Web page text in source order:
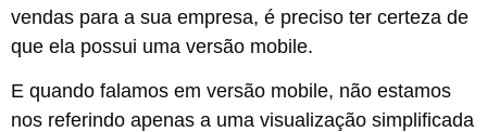
vendas para a sua empresa, é preciso ter certeza de
que ela possui uma versão mobile.
E quando falamos em versão mobile, não estamos
nos referindo apenas a uma visualização simplificada